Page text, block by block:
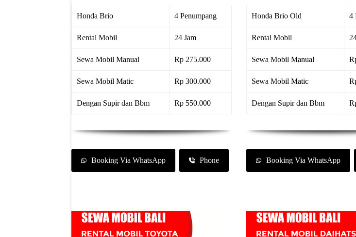
Honda Brio 4 Penumpang
Rental Mobil 24 Jam
Sewa Mobil Manual Rp 275.000
Sewa Mobil Matic Rp 300.000
Dengan Supir dan Bbm Rp 550.000
Booking Via WhatsApp Phone
Honda Brio Old 4
Rental Mobil
Sewa Mobil Manual
Sewa Mobil Matic
Dengan Supir dan Bbm
Booking Via WhatsApp